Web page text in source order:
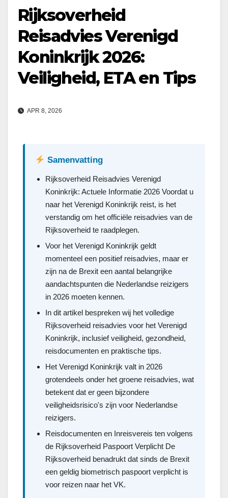
Rijksoverheid
Reisadvies Verenigd
Koninkrijk 2026:
Veiligheid, ETA en Tips
APR 8, 2026
Samenvatting
Rijksoverheid Reisadvies Verenigd
Koninkrijk: Actuele Informatie 2026 Voordat u
naar het Verenigd Koninkrijk reist, is het
verstandig om het officiële reisadvies van de
Rijksoverheid te raadplegen.
Voor het Verenigd Koninkrijk geldt
momenteel een positief reisadvies, maar er
zijn na de Brexit een aantal belangrijke
aandachtspunten die Nederlandse reizigers
in 2026 moeten kennen.
In dit artikel bespreken wij het volledige
Rijksoverheid reisadvies voor het Verenigd
Koninkrijk, inclusief veiligheid, gezondheid,
reisdocumenten en praktische tips.
Het Verenigd Koninkrijk valt in 2026
grotendeels onder het groene reisadvies, wat
betekent dat er geen bijzondere
veiligheidsrisico's zijn voor Nederlandse
reizigers.
Reisdocumenten en Inreisvereis ten volgens
de Rijksoverheid Paspoort Verplicht De
Rijksoverheid benadrukt dat sinds de Brexit
een geldig biometrisch paspoort verplicht is
voor reizen naar het VK.